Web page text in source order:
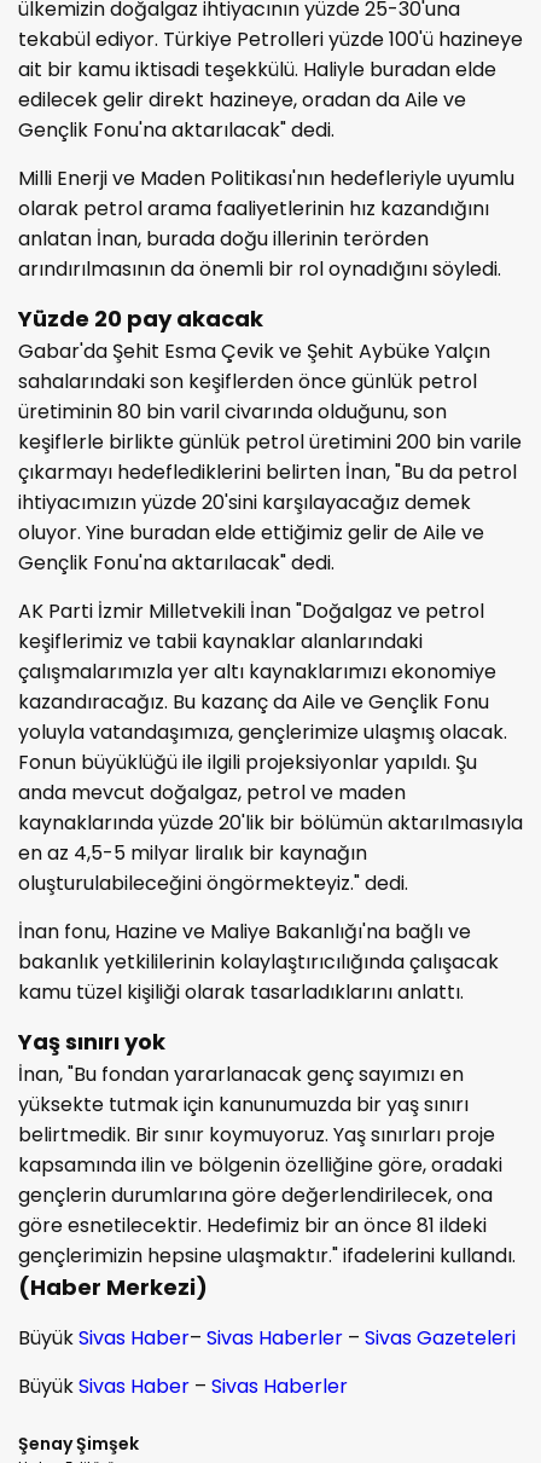
ülkemizin doğalgaz ihtiyacının yüzde 25-30'una
tekabül ediyor. Türkiye Petrolleri yüzde 100'ü hazineye
ait bir kamu iktisadi teşekkülü. Haliyle buradan elde
edilecek gelir direkt hazineye, oradan da Aile ve
Gençlik Fonu'na aktarılacak" dedi.
Milli Enerji ve Maden Politikası'nın hedefleriyle uyumlu
olarak petrol arama faaliyetlerinin hız kazandığını
anlatan İnan, burada doğu illerinin terörden
arındırılmasının da önemli bir rol oynadığını söyledi.
Yüzde 20 pay akacak
Gabar'da Şehit Esma Çevik ve Şehit Aybüke Yalçın
sahalarındaki son keşiflerden önce günlük petrol
üretiminin 80 bin varil civarında olduğunu, son
keşiflerle birlikte günlük petrol üretimini 200 bin varile
çıkarmayı hedeflediklerini belirten İnan, "Bu da petrol
ihtiyacımızın yüzde 20'sini karşılayacağız demek
oluyor. Yine buradan elde ettiğimiz gelir de Aile ve
Gençlik Fonu'na aktarılacak" dedi.
AK Parti İzmir Milletvekili İnan "Doğalgaz ve petrol
keşiflerimiz ve tabii kaynaklar alanlarındaki
çalışmalarımızla yer altı kaynaklarımızı ekonomiye
kazandıracağız. Bu kazanç da Aile ve Gençlik Fonu
yoluyla vatandaşımıza, gençlerimize ulaşmış olacak.
Fonun büyüklüğü ile ilgili projeksiyonlar yapıldı. Şu
anda mevcut doğalgaz, petrol ve maden
kaynaklarında yüzde 20'lik bir bölümün aktarılmasıyla
en az 4,5-5 milyar liralık bir kaynağın
oluşturulabileceğini öngörmekteyiz." dedi.
İnan fonu, Hazine ve Maliye Bakanlığı'na bağlı ve
bakanlık yetkililerinin kolaylaştırıcılığında çalışacak
kamu tüzel kişiliği olarak tasarladıklarını anlattı.
Yaş sınırı yok
İnan, "Bu fondan yararlanacak genç sayımızı en
yüksekte tutmak için kanunumuzda bir yaş sınırı
belirtmedik. Bir sınır koymuyoruz. Yaş sınırları proje
kapsamında ilin ve bölgenin özelliğine göre, oradaki
gençlerin durumlarına göre değerlendirilecek, ona
göre esnetilecektir. Hedefimiz bir an önce 81 ildeki
gençlerimizin hepsine ulaşmaktır." ifadelerini kullandı.
(Haber Merkezi)
BüyükSivas Haber– Sivas Haberler – Sivas Gazeteleri
BüyükSivas Haber – Sivas Haberler
Şenay Şimşek